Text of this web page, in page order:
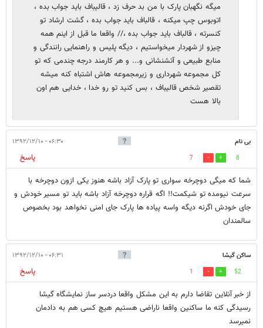
میگه نگهبان پارک با من بد حرف زد ، قالیباف باید جواب بده ،
اتوبوس چپ میکنه ، قالباف باید جواب بده ، گشت ارشاد تو
کنسرته ، قالباف باید جواب بده ،// واقعا ما قبل از اینم همه
چیزو از شهردار میخواستیم ، دیگه پلیس و راهنمایی رانندگی و
منابع طبیعی و آتشنشانی و... و هر کارمند درجه چندمی که تو
کل مجموعه شهرداری و زیرمجموعه هاش اشتباه کنه میشه
تقصیر شخص قالیباف ، بس کنید تو رو خدا ، خدایی هم اون
بالا هست
بی نام ۰۶:۳۰ - ۱۳۹۲/۱۲/۱۰
8
7
پاسخ
شما که میگی دوچرخه سواری تو پارک آزاد باشه هنوز یکی ازون دوچرخه با
سرعت نیومده تو شیکمت!! اگه قراره دوچرخه آزاد باشه باید تو مسیر خودش و
جای خودش اگرنه دیگه واسه پیاده ها پارک جای امنی نخواهد بود بخصوص
سالمندان
ساکن گیشا ۰۶:۳۱ - ۱۳۹۲/۱۲/۱۰
52
1
پاسخ
از خبر آنلاین تقاضا دارم به این مشکل واقعا دردسر ساز نمایشگاه گیشا
رسیدگی کنه ما ساکنین واقعا ناراضی هستیم هیچ کسی هم به دادمان
نمیرسد